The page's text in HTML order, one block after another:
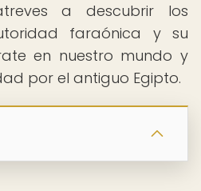
a descubrir los
faraónica y su
en nuestro mundo y
por el antiguo Egipto.